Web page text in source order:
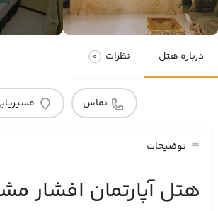
درباره هتل نظرات 0
تماس
توضیحات
هتل آپارتمان افشار